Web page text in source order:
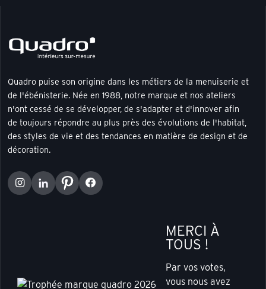
Quadro puise son origine dans les métiers de la menuiserie et
de l'ébénisterie. Née en 1988, notre marque et nos ateliers
n'ont cessé de se développer, de s'adapter et d'innover afin
de toujours répondre au plus près des évolutions de l'habitat,
des styles de vie et des tendances en matière de design et de
décoration.
MERCI À
TOUS !
Par vos votes,
vous nous avez